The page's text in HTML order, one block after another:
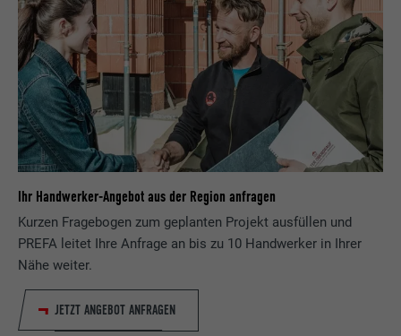
Ihr Handwerker-Angebot aus der Region anfragen
Kurzen Fragebogen zum geplanten Projekt ausfüllen und
PREFA leitet Ihre Anfrage an bis zu 10 Handwerker in Ihrer
Nähe weiter.
JETZT ANGEBOT ANFRAGEN